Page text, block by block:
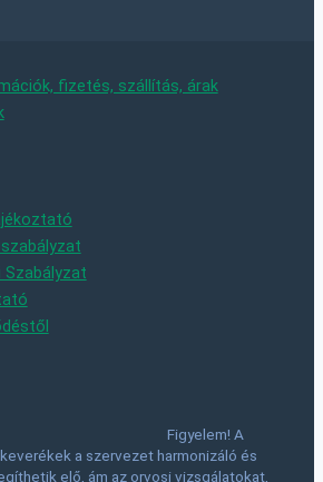
fizetés, szállítás, árak
Szabályzat
Figyelem! A
a szervezet harmonizáló és
elő, ám az orvosi vizsgálatokat,